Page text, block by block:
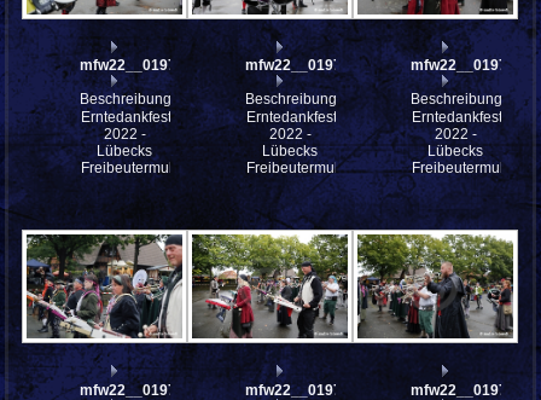
mfw22__0197973
Beschreibung:
Erntedankfest
2022 -
Lübecks
Freibeutermukke
mfw22__0197972
Beschreibung:
Erntedankfest
2022 -
Lübecks
Freibeutermukke
mfw22__0197971
Beschreibung:
Erntedankfest
2022 -
Lübecks
Freibeutermukke
mfw22__0197970
mfw22__0197969
mfw22__0197968